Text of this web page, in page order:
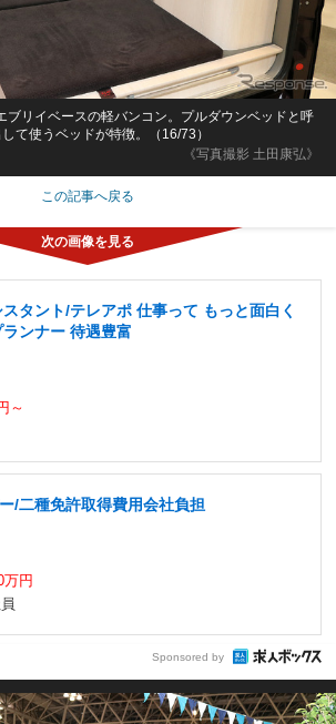
《写真撮影 土田康弘》
ブリイベースの軽バンコン。プルダウンベッドと呼
て使うベッドが特徴。（16/73）
この記事へ戻る
タント/テレアポ 仕事って もっと面白く
ンナー 待遇豊富
～
/二種免許取得費用会社負担
万円
Sponsored by